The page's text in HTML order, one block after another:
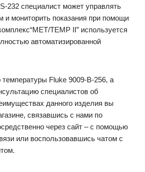
232 специалист может управлять
и мониторить показания при помощи
TEMP II” используется
автоматизированной
температуры Fluke 9009-B-256, а
специалистов об
данного изделия вы
связавшись с нами по
через сайт – с помощью
или воспользовавшись чатом с